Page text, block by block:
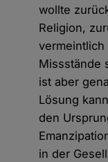
wollte
Religion,
vermeintlich
Missstände
ist aber
Lösung
den
in der